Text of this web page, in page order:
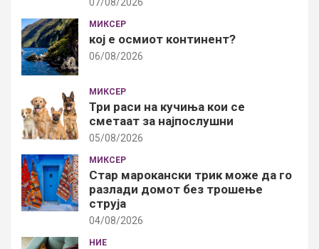
МИКСЕР
кој е осмиот континент?
06/08/2026
МИКСЕР
Три раси на кучиња кои се
сметаат за најпослушни
05/08/2026
МИКСЕР
Стар марокански трик може да го
разлади домот без трошење
струја
04/08/2026
НИЕ